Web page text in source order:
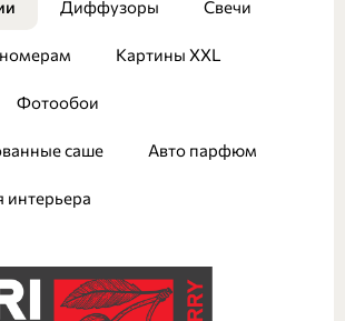
Диффузоры Свечи
Картины XXL
Фотообои
саше Авто парфюм